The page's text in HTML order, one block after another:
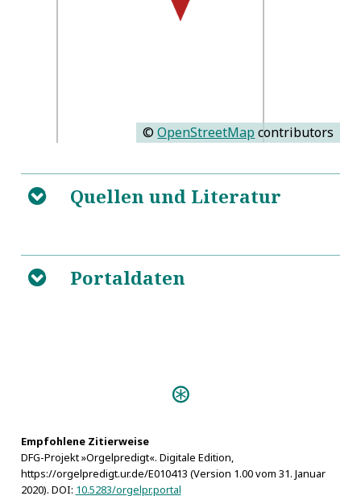
©OpenStreetMap contributors
B Quellen und Literatur
Organisten von den Städten im Königreich Sachsen
B Portaldaten
Musica instrumentalis (Meißen
Empfohlene Zitierweise
DFG-Projekt »Orgelpredigt«. Digitale Edition,
https://orgelpredigt.ur.de/E010413 (Version 1.00 vom 31. Januar
2020). DOI: 10.5283/orgelpr.portal